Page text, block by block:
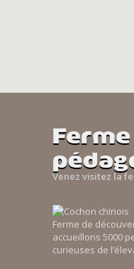
Ferme
Venez visitez la
Ferme de
accueillons 5000
curieuses de